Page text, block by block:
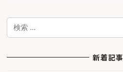
検
新着記事